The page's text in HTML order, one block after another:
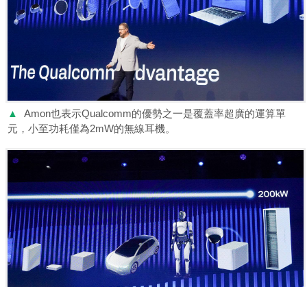
▲
Amon也表示Qualcomm的優勢之一是覆蓋率超廣的運算單
元，小至功耗僅為2mW的無線耳機。